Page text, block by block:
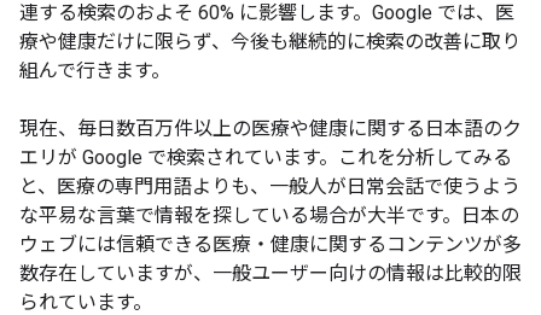
連する検索のおよそ 60% に影響します。Google では、医
療や健康だけに限らず、今後も継続的に検索の改善に取り
組んで行きます。
現在、毎日数百万件以上の医療や健康に関する日本語のク
エリが Google で検索されています。これを分析してみる
と、医療の専門用語よりも、一般人が日常会話で使うよう
な平易な言葉で情報を探している場合が大半です。日本の
ウェブには信頼できる医療・健康に関するコンテンツが多
数存在していますが、一般ユーザー向けの情報は比較的限
られています。